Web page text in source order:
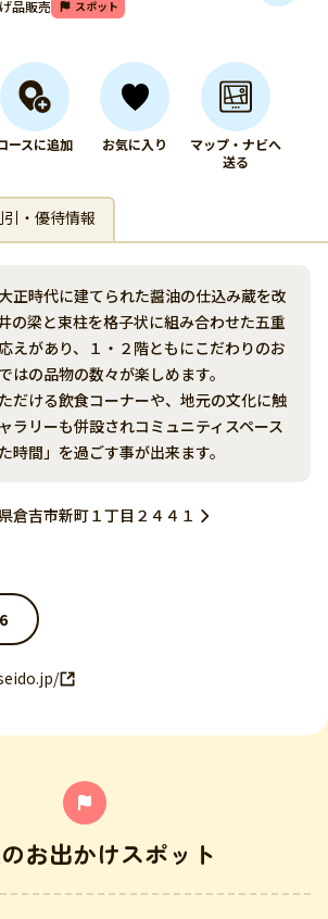
品販売 スポット
ースに追加 お気に入り
マップ・ナビへ
送る
・優待情報
正時代に建てられた醤油の仕込み蔵を改
の梁と束柱を格子状に組み合わせた五重
えがあり、１・２階ともにこだわりのお
はの品物の数々が楽しめます。
だける飲食コーナーや、地元の文化に触
ラリーも併設されコミュニティスペース
時間」を過ごす事が出来ます。
倉吉市新町１丁目２４４１
お出かけスポット